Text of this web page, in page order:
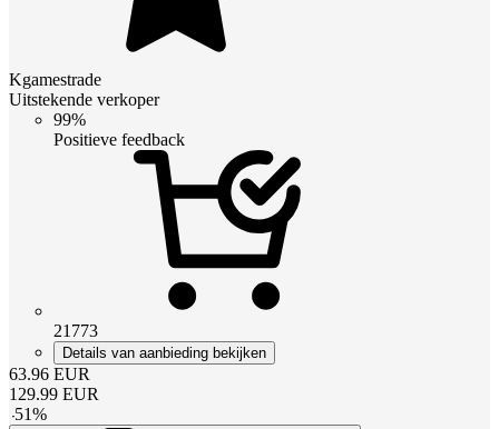
Kgamestrade
Uitstekende verkoper
99%
Positieve feedback
21773
Details van aanbieding bekijken
63.96 EUR
129.99 EUR
-51%